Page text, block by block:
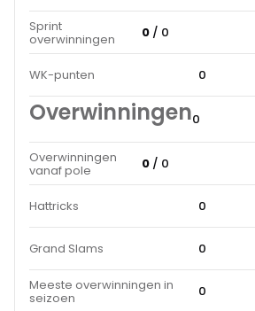
Sprint
overwinningen 0 / 0
WK-punten 0
Overwinningen0
Overwinningen
vanaf pole 0 / 0
Hattricks 0
Grand Slams 0
Meeste overwinningen in
seizoen 0